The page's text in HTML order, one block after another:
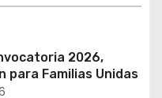
2026,
para Familias Unidas